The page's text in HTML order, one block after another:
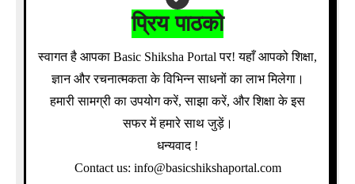
प्रिय पाठको
स्वागत है आपका Basic Shiksha Portal पर! यहाँ आपको शिक्षा,
ज्ञान और रचनात्मकता के विभिन्न साधनों का लाभ मिलेगा।
हमारी सामग्री का उपयोग करें, साझा करें, और शिक्षा के इस
सफर में हमारे साथ जुड़ें।
धन्यवाद !
Contact us: info@basicshikshaportal.com